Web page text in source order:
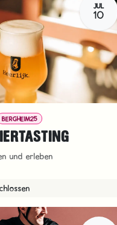
JUL
10
BERGHEIM25
und erleben